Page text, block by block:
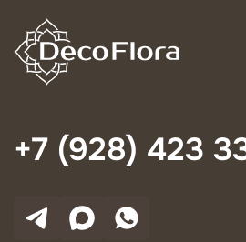
+7 (928) 423